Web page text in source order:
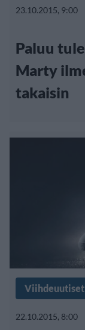
23.10.2015, 9:00
Paluu
Marty
takaisin
Viihdeuutiset
22.10.2015, 8:00